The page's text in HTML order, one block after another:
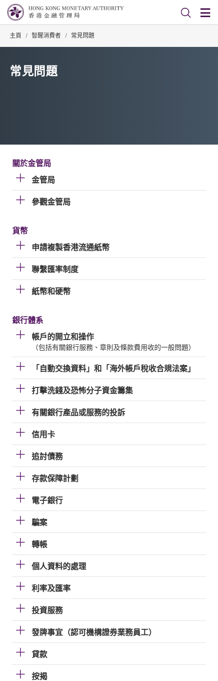
主頁 / 智醒消費者 / 常見問題
常見問題
關於金管局
金管局
參觀金管局
貨幣
申請複製香港流通紙幣
聯繫匯率制度
紙幣和硬幣
銀行體系
帳戶的開立和操作
（包括有關銀行服務、章則及條款費用收的一般問題）
「自動交換資料」和「海外帳戶稅收合規法案」
打擊洗錢及恐怖分子資金籌集
有關銀行產品或服務的投訴
信用卡
追討債務
存款保障計劃
電子銀行
騙案
轉帳
個人資料的處理
利率及匯率
投資服務
發牌事宜（認可機構證券業務員工）
貸款
按揭